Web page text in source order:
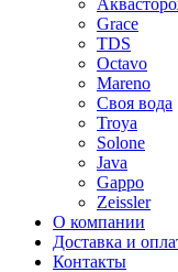
Grace
TDS
Octavo
Mareno
Своя вода
Troya
Solone
Java
Gappo
Zeissler
О компании
Доставка и
Контакты